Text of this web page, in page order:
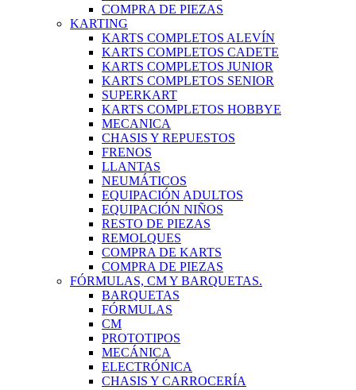
COMPRA DE PIEZAS
KARTING
KARTS COMPLETOS ALEVÍN
KARTS COMPLETOS CADETE
KARTS COMPLETOS JUNIOR
KARTS COMPLETOS SENIOR
SUPERKART
KARTS COMPLETOS HOBBYE
MECANICA
CHASIS Y REPUESTOS
FRENOS
LLANTAS
NEUMÁTICOS
EQUIPACIÓN ADULTOS
EQUIPACIÓN NIÑOS
RESTO DE PIEZAS
REMOLQUES
COMPRA DE KARTS
COMPRA DE PIEZAS
FÓRMULAS, CM Y BARQUETAS.
BARQUETAS
FÓRMULAS
CM
PROTOTIPOS
MECÁNICA
ELECTRÓNICA
CHASIS Y CARROCERÍA